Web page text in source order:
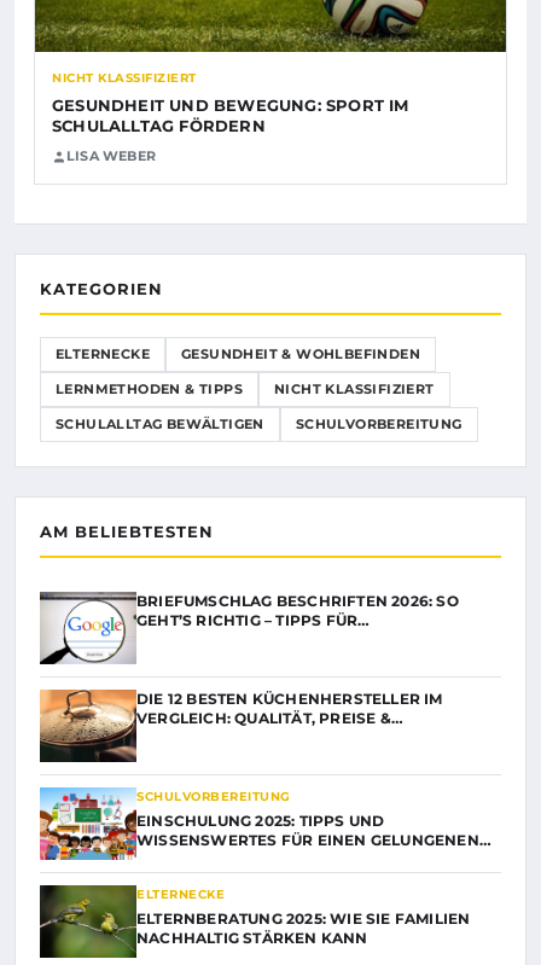
NICHT KLASSIFIZIERT
GESUNDHEIT UND BEWEGUNG: SPORT IM
SCHULALLTAG FÖRDERN
LISA WEBER
KATEGORIEN
ELTERNECKE GESUNDHEIT & WOHLBEFINDEN
LERNMETHODEN & TIPPS NICHT KLASSIFIZIERT
SCHULALLTAG BEWÄLTIGEN SCHULVORBEREITUNG
AM BELIEBTESTEN
BRIEFUMSCHLAG BESCHRIFTEN 2026: SO
GEHT’S RICHTIG – TIPPS FÜR…
DIE 12 BESTEN KÜCHENHERSTELLER IM
VERGLEICH: QUALITÄT, PREISE &…
SCHULVORBEREITUNG
EINSCHULUNG 2025: TIPPS UND
WISSENSWERTES FÜR EINEN GELUNGENEN…
ELTERNECKE
ELTERNBERATUNG 2025: WIE SIE FAMILIEN
NACHHALTIG STÄRKEN KANN